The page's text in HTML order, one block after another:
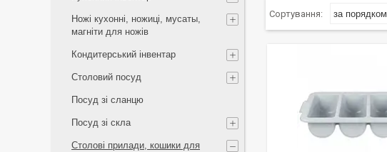
Ножі кухонні, ножиці, мусаты,
магніти для ножів
Кондитерський інвентар
Столовий посуд
Посуд зі сланцю
Посуд зі скла
Столові прилади, кошики для